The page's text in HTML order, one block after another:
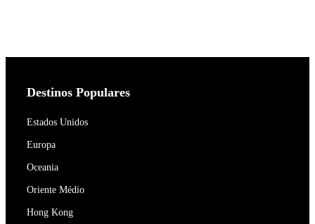
Destinos Populares
Estados Unidos
Europa
Oceania
Oriente Médio
Hong Kong